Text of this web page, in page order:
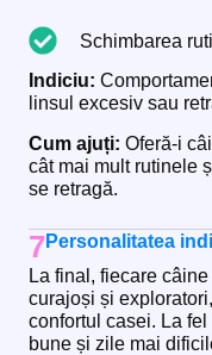
Schimbarea
Indiciu:
linsul excesiv sau
Cum ajuți: Oferă-i
cât mai mult rutinele
se retragă.
7Personalitatea
La final, fiecare
curajoși și
confortul casei. La
bune și zile mai